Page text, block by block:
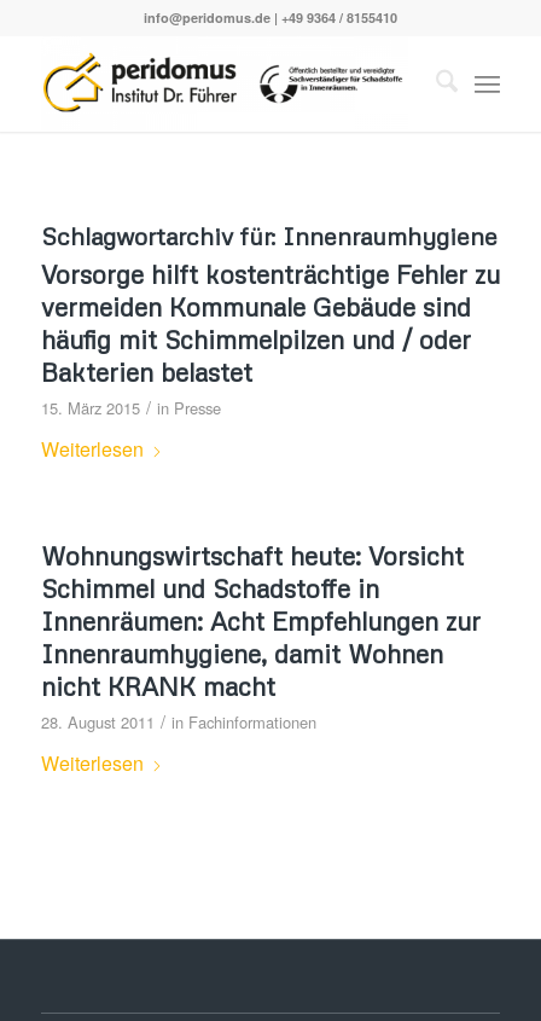
info@peridomus.de| +49 9364 / 8155410
Schlagwortarchiv für: Innenraumhygiene
Vorsorge hilft kostenträchtige Fehler zu
vermeiden Kommunale Gebäude sind
häufig mit Schimmelpilzen und / oder
Bakterien belastet
15. März 2015 / in Presse
Weiterlesen
Wohnungswirtschaft heute: Vorsicht
Schimmel und Schadstoffe in
Innenräumen: Acht Empfehlungen zur
Innenraumhygiene, damit Wohnen
nicht KRANK macht
28. August 2011 / in Fachinformationen
Weiterlesen